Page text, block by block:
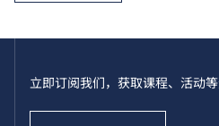
立即订阅我们，获取课程、活动